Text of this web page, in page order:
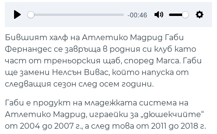
-00:46
Бившият халф на Атлетико Мадрид Габи
Фернандес се завръща в родния си клуб като
част от треньорския щаб, според Marca. Габи
ще замени Нелсън Вивас, който напуска от
следващия сезон след осем години.
Габи е продукт на младежката система на
Атлетико Мадрид, играейки за „дюшекчийте“
от 2004 до 2007 г., а след това от 2011 до 2018 г.